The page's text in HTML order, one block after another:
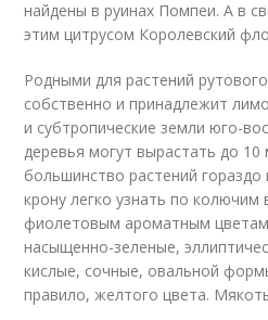
найдены в руинах Помпеи. А в
этим цитрусом Королевский
Родными для растений
собственно и принадлежит
и субтропические земли юго-
деревья могут вырастать до 10
большинство растений
крону легко узнать по колючим
фиолетовым ароматным
насыщенно-зеленые,
кислые, сочные, овальной
правило, желтого цвета.